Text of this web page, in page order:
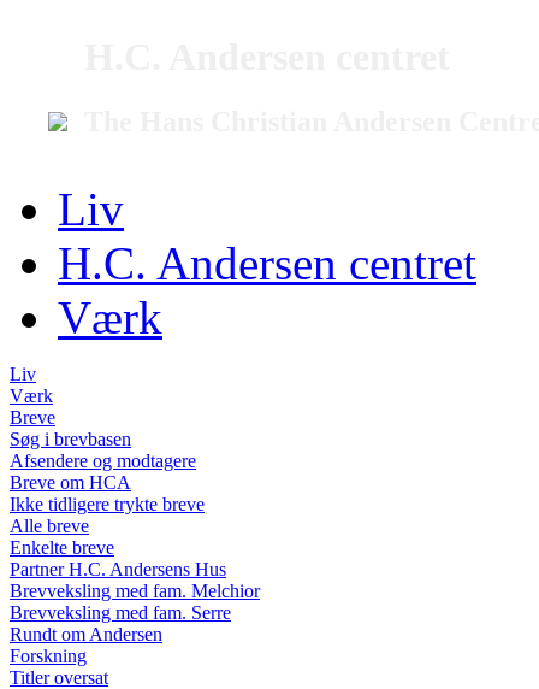
Liv
H.C. Andersen centret
Værk
Liv
Værk
Breve
Søg i brevbasen
Afsendere og modtagere
Breve om HCA
Ikke tidligere trykte breve
Alle breve
Enkelte breve
Partner H.C. Andersens Hus
Brevveksling med fam. Melchior
Brevveksling med fam. Serre
Rundt om Andersen
Forskning
Titler oversat